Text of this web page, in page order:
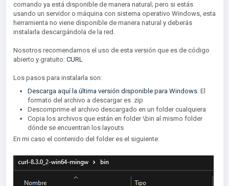
comando ya está disponible de manera natural; pero si estás
usando un servidor o máquina con sistema operativo Windows, esta
herramienta no viene disponible de manera natural y deberás
instalarla descargándola de la red.
Nosotros recomendamos el uso de esta versión que es de código
abierto y gratuito: CURL
Los pasos para instalarla son:
Descarga aquí la última versión disponible para Windows. El
formato del archivo a descargar es .zip
Descomprime el archivo descargado en un folder cualquiera
Copia los archivos que están en folder \bin al mismo folder
dónde se encuentran los layouts
En mi caso el contenido del folder es el siguiente: